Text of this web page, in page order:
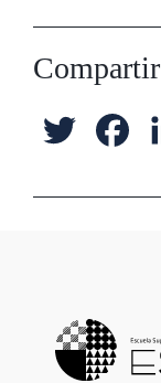
Compartir
e o